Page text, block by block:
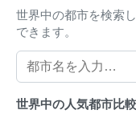
は低く過ごしやす
み、氷点下になるこ
るが、年間降水量
服装としては、夏
ターやジャケット
ングラスも忘れずに
世界中の都市を検索
できます。
世界中の人気都市比